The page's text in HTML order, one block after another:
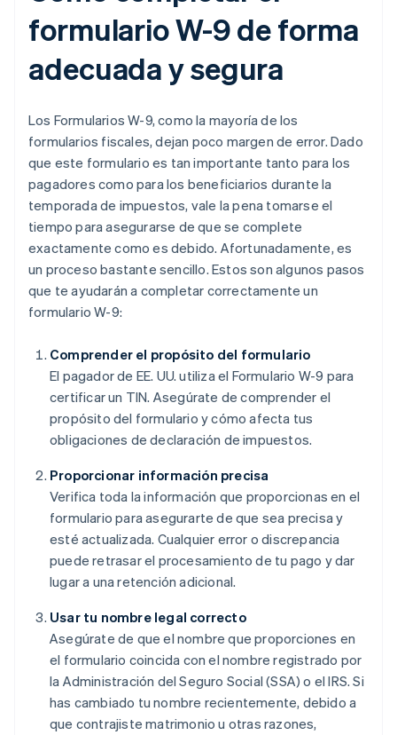
formulario W-9 de forma
adecuada y segura
Los Formularios W-9, como la mayoría de los
formularios fiscales, dejan poco margen de error. Dado
que este formulario es tan importante tanto para los
pagadores como para los beneficiarios durante la
temporada de impuestos, vale la pena tomarse el
tiempo para asegurarse de que se complete
exactamente como es debido. Afortunadamente, es
un proceso bastante sencillo. Estos son algunos pasos
que te ayudarán a completar correctamente un
formulario W-9:
Comprender el propósito del formulario
El pagador de EE. UU. utiliza el Formulario W-9 para
certificar un TIN. Asegúrate de comprender el
propósito del formulario y cómo afecta tus
obligaciones de declaración de impuestos.
Proporcionar información precisa
Verifica toda la información que proporcionas en el
formulario para asegurarte de que sea precisa y
esté actualizada. Cualquier error o discrepancia
puede retrasar el procesamiento de tu pago y dar
lugar a una retención adicional.
Usar tu nombre legal correcto
Asegúrate de que el nombre que proporciones en
el formulario coincida con el nombre registrado por
la Administración del Seguro Social (SSA) o el IRS. Si
has cambiado tu nombre recientemente, debido a
que contrajiste matrimonio u otras razones,